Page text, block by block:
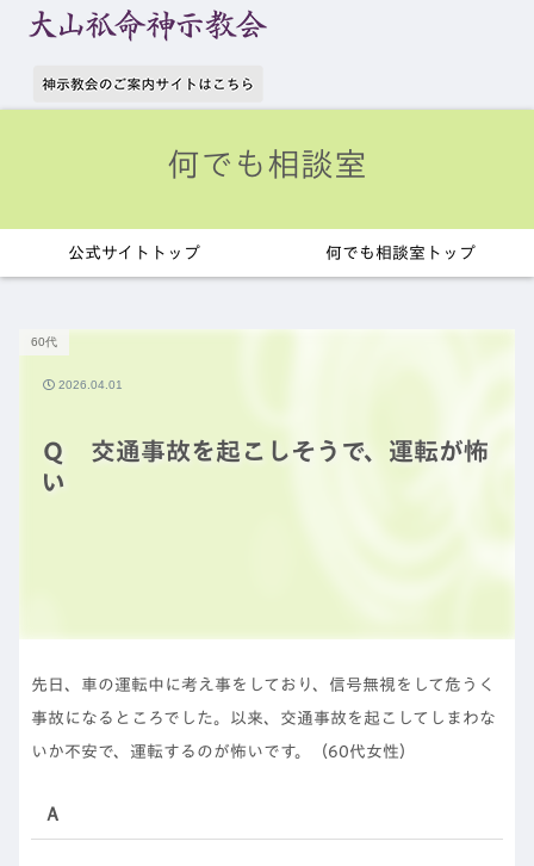
何でも相談室
公式サイトトップ 何でも相談室トップ
Ｑ 交通事故を起こしそうで、運転が怖
い
60代
2026.04.01
先日、車の運転中に考え事をしており、信号無視をして危うく
事故になるところでした。以来、交通事故を起こしてしまわな
いか不安で、運転するのが怖いです。（60代女性）
Ａ